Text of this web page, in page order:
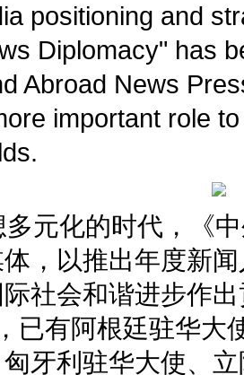
positioning and
Diplomacy" has
Abroad News
important role
元化的时代，《
，以推出年度新
社会和谐进步作
已有阿根廷驻华大
牙利驻华大使、